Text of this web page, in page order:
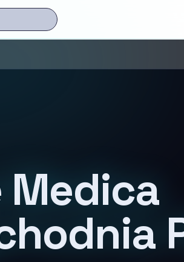
Medica